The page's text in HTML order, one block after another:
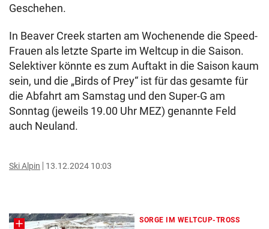
Geschehen.
In Beaver Creek starten am Wochenende die Speed-
Frauen als letzte Sparte im Weltcup in die Saison.
Selektiver könnte es zum Auftakt in die Saison kaum
sein, und die „Birds of Prey“ ist für das gesamte für
die Abfahrt am Samstag und den Super-G am
Sonntag (jeweils 19.00 Uhr MEZ) genannte Feld
auch Neuland.
Ski Alpin 13.12.2024 10:03
SORGE IM WELTCUP-TROSS